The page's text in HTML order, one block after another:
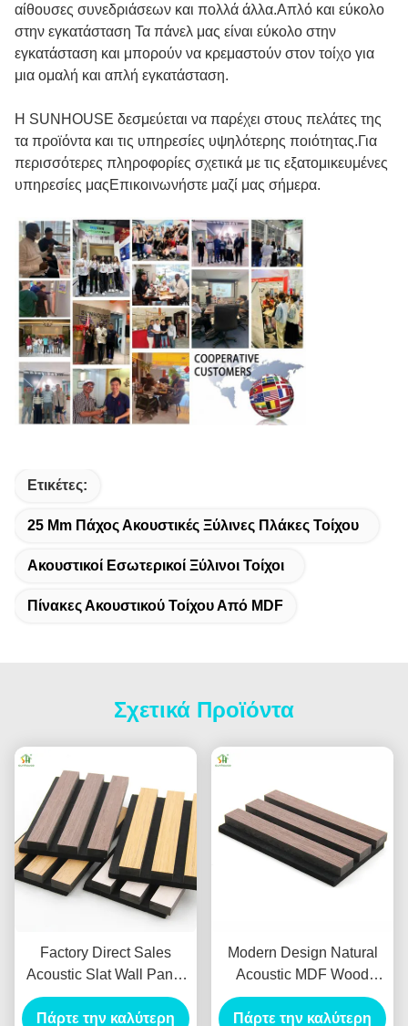
αίθουσες συνεδριάσεων και πολλά άλλα.Απλό και εύκολο
στην εγκατάσταση Τα πάνελ μας είναι εύκολο στην
εγκατάσταση και μπορούν να κρεμαστούν στον τοίχο για
μια ομαλή και απλή εγκατάσταση.
Η SUNHOUSE δεσμεύεται να παρέχει στους πελάτες της
τα προϊόντα και τις υπηρεσίες υψηλότερης ποιότητας.Για
περισσότερες πληροφορίες σχετικά με τις εξατομικευμένες
υπηρεσίες μαςΕπικοινωνήστε μαζί μας σήμερα.
Ετικέτες:
25 Mm Πάχος Ακουστικές Ξύλινες Πλάκες Τοίχου
Ακουστικοί Εσωτερικοί Ξύλινοι Τοίχοι
Πίνακες Ακουστικού Τοίχου Από MDF
Σχετικά Προϊόντα
Factory Direct Sales
Acoustic Slat Wall Panel
with 550kg/m3 ~
880kg/m3 Density and 3D
Πάρτε την καλύτερη
Modern Design Natural
Acoustic MDF Wood
Panel Sunhouse
Akupanel Wooden
Πάρτε την καλύτερη